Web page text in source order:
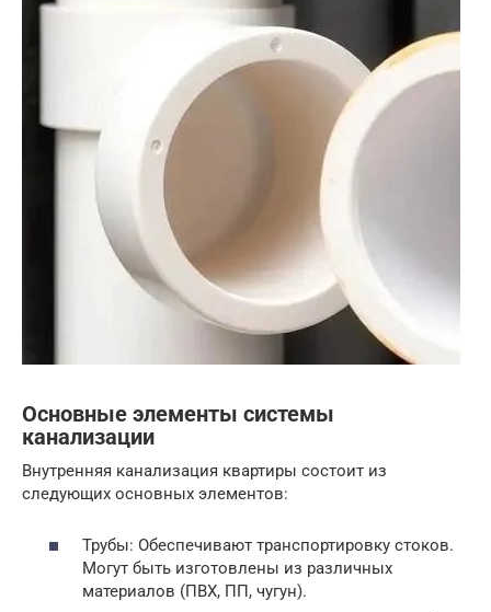
Основные элементы системы
канализации
Внутренняя канализация квартиры состоит из
следующих основных элементов:
Трубы: Обеспечивают транспортировку стоков.
Могут быть изготовлены из различных
материалов (ПВХ, ПП, чугун).